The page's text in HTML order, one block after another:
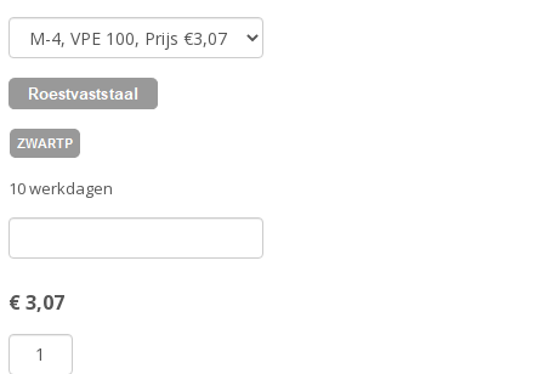
10 werkdagen
€3,07